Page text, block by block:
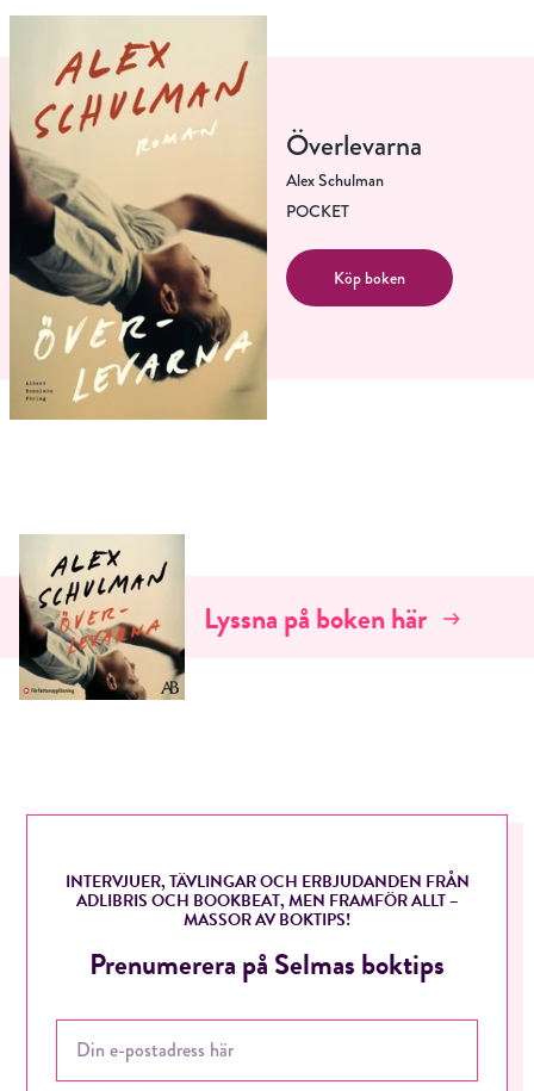
Jag accepterar villkoren.
RÖSTA
ÅNGRA OCH STÄNG
Överlevarna
Alex Schulman
POCKET
Köp boken
Lyssna på boken här
INTERVJUER, TÄVLINGAR OCH ERBJUDANDEN FRÅN
ADLIBRIS OCH BOOKBEAT, MEN FRAMFÖR ALLT –
MASSOR AV BOKTIPS!
Prenumerera på Selmas boktips